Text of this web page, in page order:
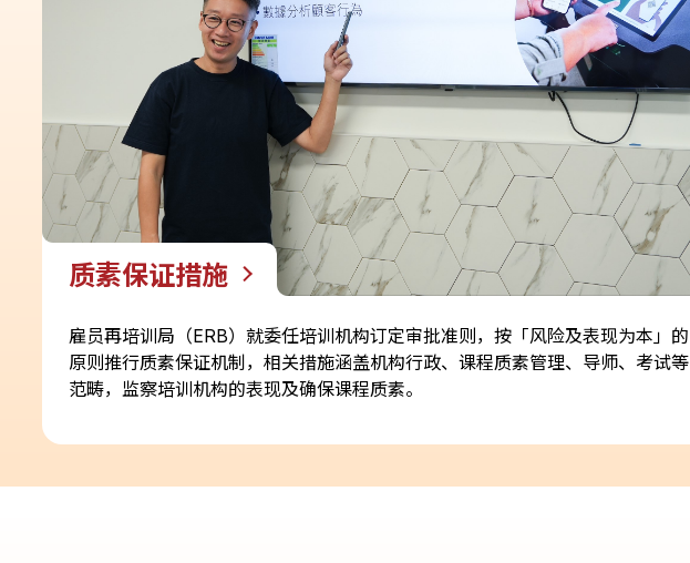
质素保证措施
雇员再培训局（ERB）就委任培训机构订定审批准则，按「风险及表现为本」的
原则推行质素保证机制，相关措施涵盖机构行政、课程质素管理、导师、考试等
范畴，监察培训机构的表现及确保课程质素。